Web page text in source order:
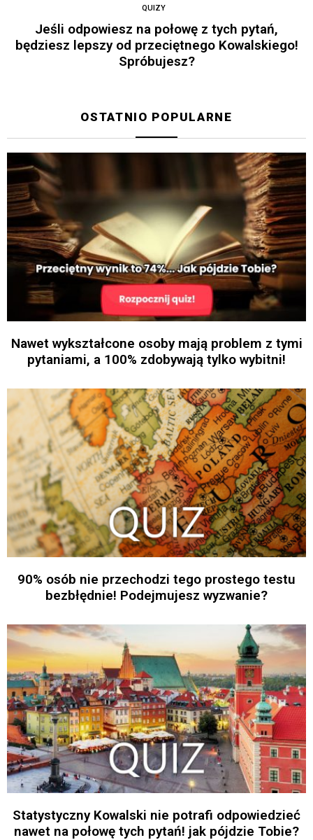
QUIZY
Jeśli odpowiesz na połowę z tych pytań,
będziesz lepszy od przeciętnego Kowalskiego!
Spróbujesz?
OSTATNIO POPULARNE
Nawet wykształcone osoby mają problem z tymi
pytaniami, a 100% zdobywają tylko wybitni!
90% osób nie przechodzi tego prostego testu
bezbłędnie! Podejmujesz wyzwanie?
Statystyczny Kowalski nie potrafi odpowiedzieć
nawet na połowę tych pytań! jak pójdzie Tobie?